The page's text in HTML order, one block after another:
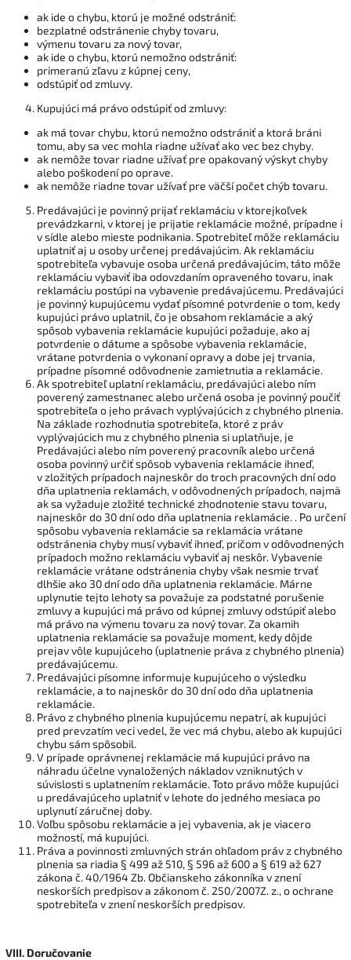
ak ide o chybu, ktorú je možné odstrániť:
bezplatné odstránenie chyby tovaru,
výmenu tovaru za nový tovar,
ak ide o chybu, ktorú nemožno odstrániť:
primeranú zľavu z kúpnej ceny,
odstúpiť od zmluvy.
Kupujúci má právo odstúpiť od zmluvy:
ak má tovar chybu, ktorú nemožno odstrániť a ktorá bráni
tomu, aby sa vec mohla riadne užívať ako vec bez chyby.
ak nemôže tovar riadne užívať pre opakovaný výskyt chyby
alebo poškodení po oprave.
ak nemôže riadne tovar užívať pre väčší počet chýb tovaru.
Predávajúci je povinný prijať reklamáciu v ktorejkoľvek
prevádzkarni, v ktorej je prijatie reklamácie možné, prípadne i
v sídle alebo mieste podnikania. Spotrebiteľ môže reklamáciu
uplatniť aj u osoby určenej predávajúcim. Ak reklamáciu
spotrebiteľa vybavuje osoba určená predávajúcim, táto môže
reklamáciu vybaviť iba odovzdaním opraveného tovaru, inak
reklamáciu postúpi na vybavenie predávajúcemu. Predávajúci
je povinný kupujúcemu vydať písomné potvrdenie o tom, kedy
kupujúci právo uplatnil, čo je obsahom reklamácie a aký
spôsob vybavenia reklamácie kupujúci požaduje, ako aj
potvrdenie o dátume a spôsobe vybavenia reklamácie,
vrátane potvrdenia o vykonaní opravy a dobe jej trvania,
prípadne písomné odôvodnenie zamietnutia a reklamácie.
Ak spotrebiteľ uplatní reklamáciu, predávajúci alebo ním
poverený zamestnanec alebo určená osoba je povinný poučiť
spotrebiteľa o jeho právach vyplývajúcich z chybného plnenia.
Na základe rozhodnutia spotrebiteľa, ktoré z práv
vyplývajúcich mu z chybného plnenia si uplatňuje, je
Predávajúci alebo ním poverený pracovník alebo určená
osoba povinný určiť spôsob vybavenia reklamácie ihneď,
v zložitých prípadoch najneskôr do troch pracovných dní odo
dňa uplatnenia reklamách, v odôvodnených prípadoch, najmä
ak sa vyžaduje zložité technické zhodnotenie stavu tovaru,
najneskôr do 30 dní odo dňa uplatnenia reklamácie. . Po určení
spôsobu vybavenia reklamácie sa reklamácia vrátane
odstránenia chyby musí vybaviť ihneď, pričom v odôvodnených
prípadoch možno reklamáciu vybaviť aj neskôr. Vybavenie
reklamácie vrátane odstránenia chyby však nesmie trvať
dlhšie ako 30 dní odo dňa uplatnenia reklamácie. Márne
uplynutie tejto lehoty sa považuje za podstatné porušenie
zmluvy a kupujúci má právo od kúpnej zmluvy odstúpiť alebo
má právo na výmenu tovaru za nový tovar. Za okamih
uplatnenia reklamácie sa považuje moment, kedy dôjde
prejav vôle kupujúceho (uplatnenie práva z chybného plnenia)
predávajúcemu.
Predávajúci písomne informuje kupujúceho o výsledku
reklamácie, a to najneskôr do 30 dní odo dňa uplatnenia
reklamácie.
Právo z chybného plnenia kupujúcemu nepatrí, ak kupujúci
pred prevzatím veci vedel, že vec má chybu, alebo ak kupujúci
chybu sám spôsobil.
V prípade oprávnenej reklamácie má kupujúci právo na
náhradu účelne vynaložených nákladov vzniknutých v
súvislosti s uplatnením reklamácie. Toto právo môže kupujúci
u predávajúceho uplatniť v lehote do jedného mesiaca po
uplynutí záručnej doby.
Voľbu spôsobu reklamácie a jej vybavenia, ak je viacero
možností, má kupujúci.
Práva a povinnosti zmluvných strán ohľadom práv z chybného
plnenia sa riadia § 499 až 510, § 596 až 600 a § 619 až 627
zákona č. 40/1964 Zb. Občianskeho zákonníka v znení
neskorších predpisov a zákonom č. 250/2007Z. z., o ochrane
spotrebiteľa v znení neskorších predpisov.
VIII. Doručovanie